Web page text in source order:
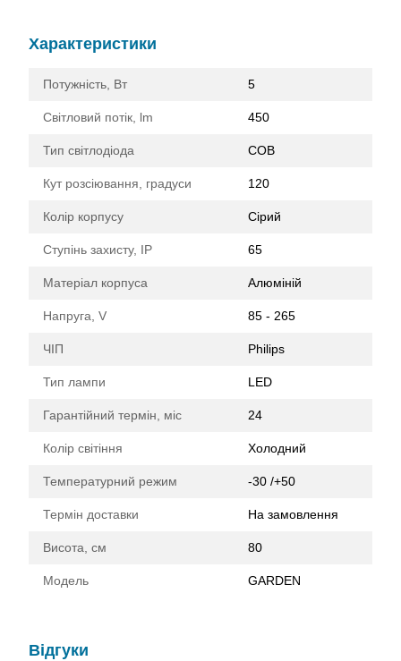
Характеристики
Потужність, Вт 5
Світловий потік, lm 450
Тип світлодіода COB
Кут розсіювання, градуси 120
Колір корпусу Сірий
Ступінь захисту, IP 65
Матеріал корпуса Алюміній
Напруга, V 85 - 265
ЧІП Philips
Тип лампи LED
Гарантійний термін, міс 24
Колір світіння Холодний
Температурний режим -30 /+50
Термін доставки На замовлення
Висота, cм 80
Модель GARDEN
Відгуки